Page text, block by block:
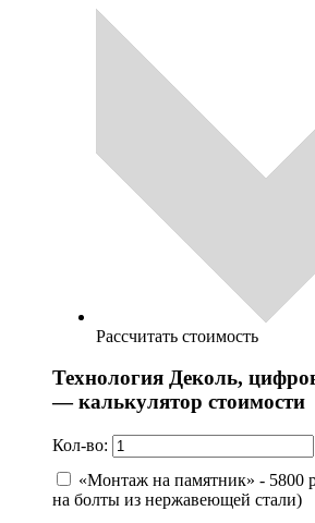
Рассчитать стоимость
Технология Деколь,
— калькулятор стоимости
Кол-во:
«Монтаж на памятник» - 5800
на болты из нержавеющей стали)